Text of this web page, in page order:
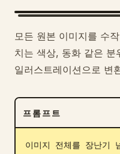
스킬
프롬프트
다운로드
모든 원본 이미지를 수
치는 색상, 동화 같은 분
일러스트레이션으로 변
프롬프트
이미지 전체를 장난기